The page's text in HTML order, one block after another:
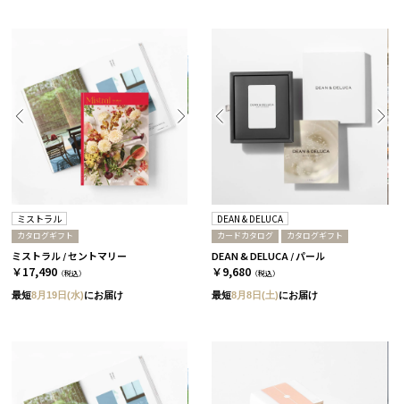
ミストラル
カタログギフト
ミストラル / セントマリー
￥17,490 （税込）
最短8月19日(水)にお届け
DEAN & DELUCA
カードカタログ カタログギフト
DEAN & DELUCA / パール
￥9,680 （税込）
最短8月8日(土)にお届け